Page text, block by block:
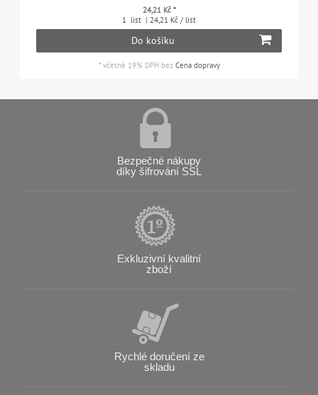
24,21 Kč *
1 list | 24,21 Kč / list
Do košíku
*včetně 19% DPHbez Cena dopravy
Bezpečné nákupy
díky šifrování SSL
Exkluzivní kvalitní
zboží
Rychlé doručení ze
skladu